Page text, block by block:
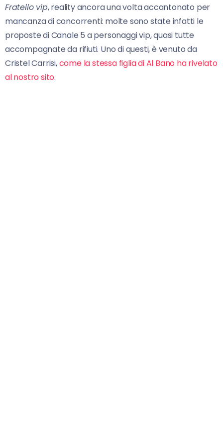
Fratello vip, reality ancora una volta accantonato per
mancanza di concorrenti: molte sono state infatti le
proposte di Canale 5 a personaggi vip, quasi tutte
accompagnate da rifiuti. Uno di questi, è venuto da
Cristel Carrisi,come la stessa figlia di Al Bano ha rivelato
al nostro sito.